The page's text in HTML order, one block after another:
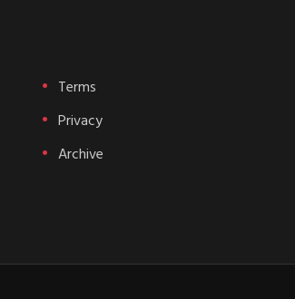
Terms
Privacy
Archive